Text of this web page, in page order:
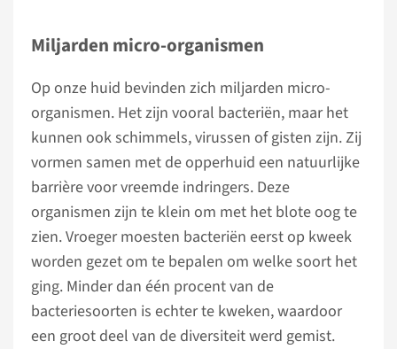
Miljarden micro-organismen
Op onze huid bevinden zich miljarden micro-
organismen. Het zijn vooral bacteriën, maar het
kunnen ook schimmels, virussen of gisten zijn. Zij
vormen samen met de opperhuid een natuurlijke
barrière voor vreemde indringers. Deze
organismen zijn te klein om met het blote oog te
zien. Vroeger moesten bacteriën eerst op kweek
worden gezet om te bepalen om welke soort het
ging. Minder dan één procent van de
bacteriesoorten is echter te kweken, waardoor
een groot deel van de diversiteit werd gemist.